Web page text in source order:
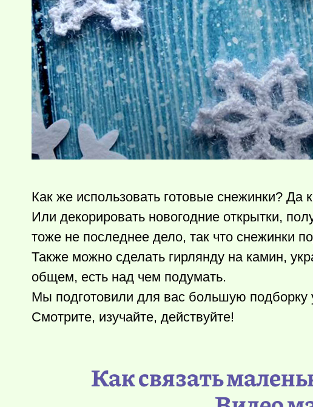
Как же использовать готовые снежинки? Да
Или декорировать новогодние открытки,
тоже не последнее дело, так что снежинки
Также можно сделать гирлянду на камин,
общем, есть над чем подумать.
Мы подготовили для вас большую подборку
Смотрите, изучайте, действуйте!
Как связать